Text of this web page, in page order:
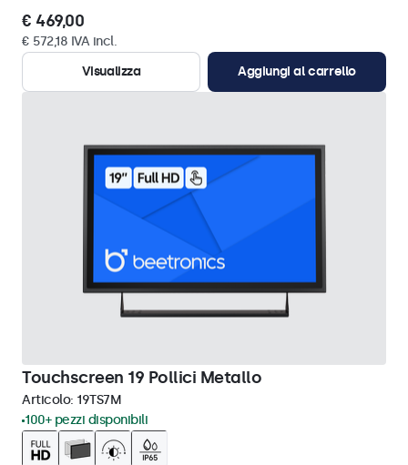
€ 469,00
€ 572,18 IVA incl.
Visualizza
Aggiungi al carrello
Touchscreen 19 Pollici Metallo
Articolo: 19TS7M
100+ pezzi disponibili